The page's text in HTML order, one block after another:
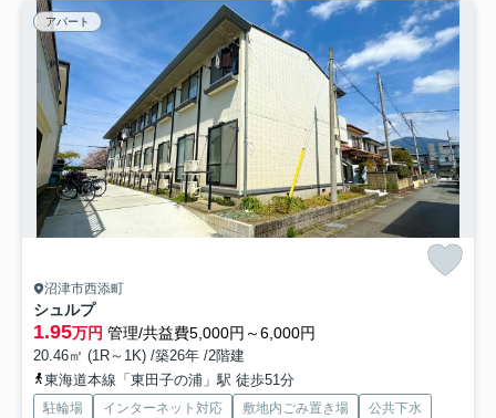
アパート
沼津市西添町
シュルプ
1.95万円 管理/共益費5,000円～6,000円
20.46㎡ (1R～1K) /築26年 /2階建
東海道本線「東田子の浦」駅 徒歩51分
駐輪場 インターネット対応 敷地内ごみ置き場 公共下水